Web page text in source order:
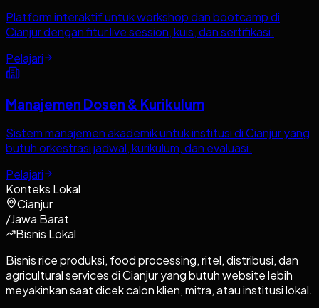
Platform interaktif untuk workshop dan bootcamp di
Cianjur dengan fitur live session, kuis, dan sertifikasi.
Pelajari
Manajemen Dosen & Kurikulum
Sistem manajemen akademik untuk institusi di Cianjur yang
butuh orkestrasi jadwal, kurikulum, dan evaluasi.
Pelajari
Konteks Lokal
Cianjur
/Jawa Barat
Bisnis Lokal
Bisnis rice produksi, food processing, ritel, distribusi, dan
agricultural services di Cianjur yang butuh website lebih
meyakinkan saat dicek calon klien, mitra, atau institusi lokal.